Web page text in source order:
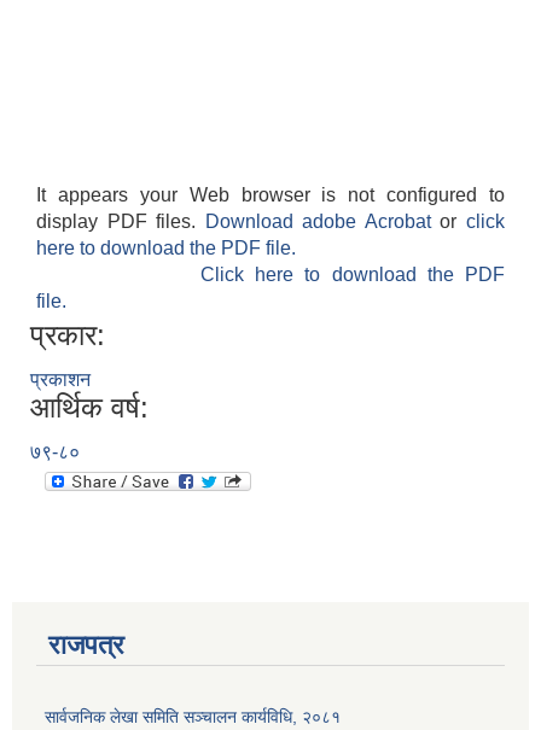
It appears your Web browser is not configured to
display PDF files.
Download adobe Acrobatorclick
here to download the PDF file.
Click here to download the PDF
file.
प्रकार:
प्रकाशन
आर्थिक वर्ष:
७९-८०
राजपत्र
सार्वजनिक लेखा समिति सञ्चालन कार्यविधि, २०८१